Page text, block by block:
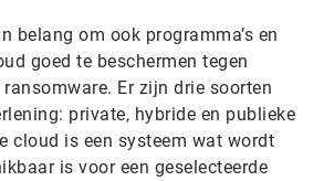
belang om ook programma’s en
goed te beschermen tegen
Er zijn drie soorten
private, hybride en publieke
cloud is een systeem wat wordt
is voor een geselecteerde